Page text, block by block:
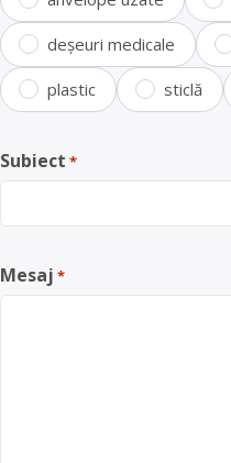
deșeuri medicale
plastic sticlă
Subiect *
Mesaj *